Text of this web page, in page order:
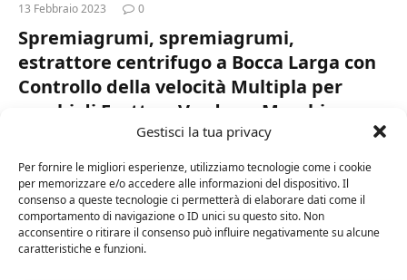
Gestisci la tua privacy
Per fornire le migliori esperienze, utilizziamo tecnologie come i cookie
per memorizzare e/o accedere alle informazioni del dispositivo. Il
consenso a queste tecnologie ci permetterà di elaborare dati come il
comportamento di navigazione o ID unici su questo sito. Non
acconsentire o ritirare il consenso può influire negativamente su alcune
caratteristiche e funzioni.
13 Febbraio 2023 0
Spremiagrumi, spremiagrumi,
estrattore centrifugo a Bocca Larga con
Controllo della velocità Multipla per
succhi di Frutta e Verdura, Macchina per
succhi Senza Bpa Touch Screen a LED
Completamente a
? Touch screen – The Screen brings blender style to the new
world. Featuring a control panel without traditional knobs or
buttons, the blender relies entirely on a touch-screen
interface.…